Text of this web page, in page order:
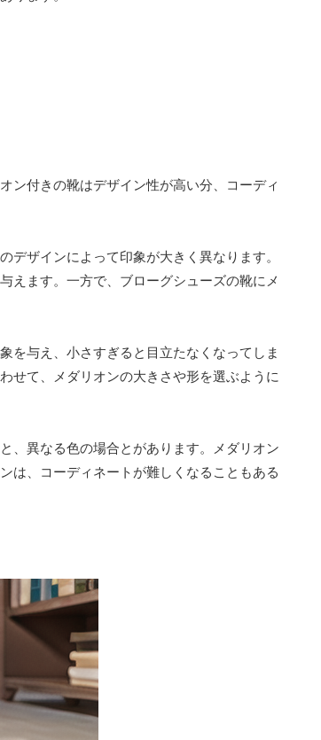
ン付きの靴はデザイン性が高い分、コーディ
デザインによって印象が大きく異なります。
えます。一方で、ブローグシューズの靴にメ
を与え、小さすぎると目立たなくなってしま
せて、メダリオンの大きさや形を選ぶように
、異なる色の場合とがあります。メダリオン
は、コーディネートが難しくなることもある